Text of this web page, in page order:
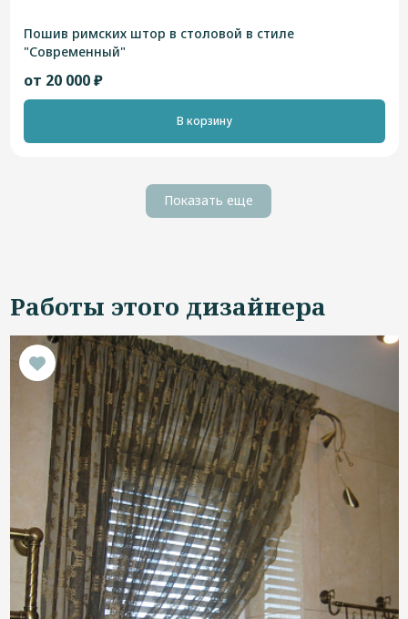
Пошив римских штор в столовой в стиле
"Современный"
от 20 000 ₽
В корзину
Показать еще
Работы этого дизайнера